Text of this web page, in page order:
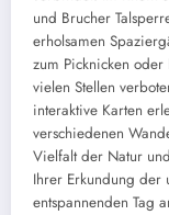
und Brucher
erholsamen
zum Picknicken
vielen Stellen
interaktive Karten
verschiedenen
Vielfalt der Natur
Ihrer Erkundung der
entspannenden Tag